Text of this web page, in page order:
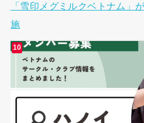
「雪印メグミルクベトナム」
施